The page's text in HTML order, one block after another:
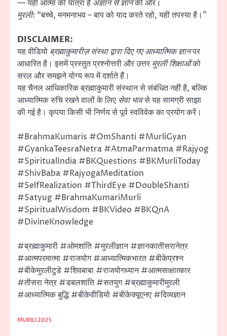
— यही आत्मा की यात्रा है अज्ञान से ज्ञानकी ओर।
मुरली: “बच्चे, मनमनाभव – बाप को याद करते रहो, यही तपस्या है।”
DISCLAIMER:
यह वीडियो ब्रह्माकुमारीज़ संस्था द्वारा दिए गए आध्यात्मिक ज्ञानपर
आधारित है। इसमें प्रस्तुत प्रश्नोत्तरी और उत्तर मुरली शिक्षाओंको
सरल और समझने योग्य रूप में दर्शाते हैं।
यह चैनल आधिकारिक ब्रह्माकुमारी संस्थान से संबंधित नहीं है, बल्कि
आध्यात्मिक रुचि रखने वालों के लिए सेवा भावसे यह सामग्री साझा
की गई है। कृपया किसी भी निर्णय से पूर्व स्वविवेक का प्रयोग करें।
#BrahmaKumaris #OmShanti #MurliGyan
#GyankaTeesraNetra #AtmaParmatma #Rajyog
#SpiritualIndia #BKQuestions #BKMurliToday
#ShivBaba #RajyogaMeditation
#SelfRealization #ThirdEye #DoubleShanti
#Satyug #BrahmaKumariMurli
#SpiritualWisdom #BKVideo #BKQnA
#DivineKnowledge
#ब्रह्माकुमारी #ओमशांति #मुरलीज्ञान #ज्ञानकातीसरानेत्र
#आत्मपरमात्मा #राजयोग #आध्यात्मिकभारत #बीकेप्रश्न
#बीकेमुरलीटुडे #शिवबाबा #राजयोगध्यान #आत्मसाक्षात्कार
#तीसरा नेत्र #डबलशांति #सतयुग #ब्रह्माकुमारीमुरली
#आध्यात्मिक बुद्धि #बीकेवीडियो #बीकेक्यूएनए #दिव्यज्ञान
MURILI 2025